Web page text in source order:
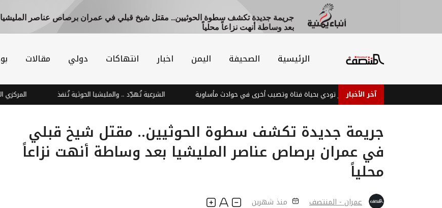
جريمة جديدة تكشف سطوة الحوثيين.. مقتل شيخ قبلي في عمران برصاص عناصر المليشيا
بعد وساطة أنهت نزاعاً محلياً